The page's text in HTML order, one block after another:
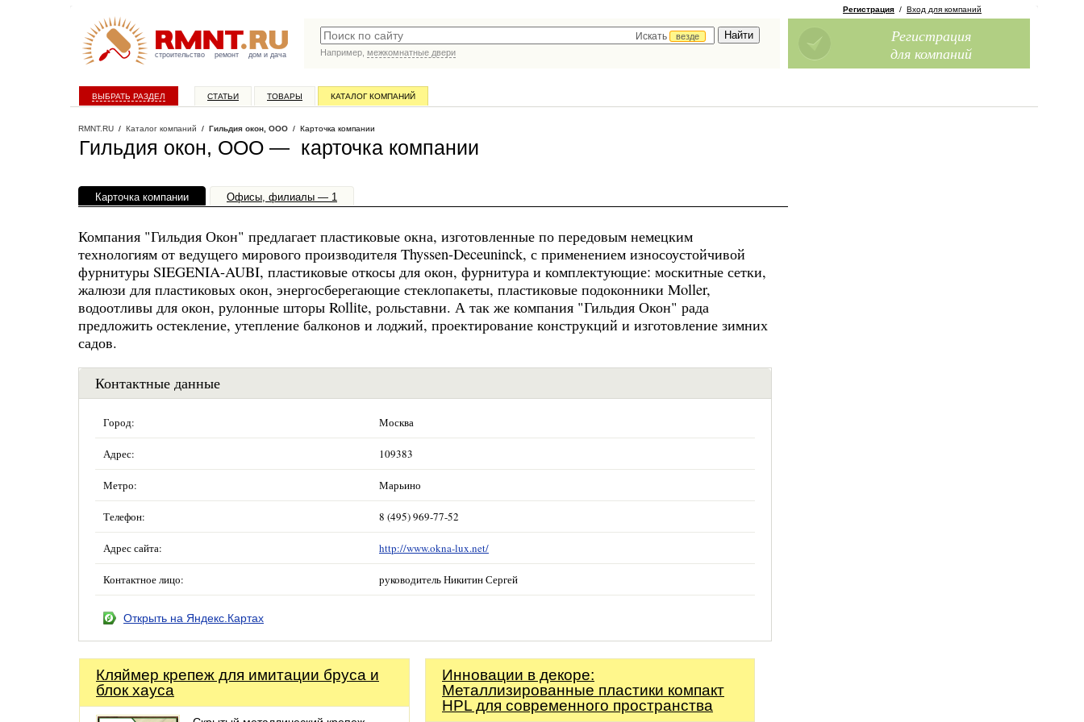
строительство ремонт дом и дача
Искать
везде
Например, межкомнатные двери
Регистрация / Вход для компаний
Регистрация
для компаний
ВЫБРАТЬ РАЗДЕЛ СТАТЬИ ТОВАРЫ КАТАЛОГ КОМПАНИЙ
RMNT.RU / Каталог компаний / Гильдия окон, ООО / Карточка компании
Гильдия окон, ООО — карточка компании
Карточка компании Офисы, филиалы — 1
Компания "Гильдия Окон" предлагает пластиковые окна, изготовленные по передовым немецким
технологиям от ведущего мирового производителя Thyssen-Deceuninck, с применением износоустойчивой
фурнитуры SIEGENIA-AUBI, пластиковые откосы для окон, фурнитура и комплектующие: москитные сетки,
жалюзи для пластиковых окон, энергосберегающие стеклопакеты, пластиковые подоконники Moller,
водоотливы для окон, рулонные шторы Rollite, рольставни. А так же компания "Гильдия Окон" рада
предложить остекление, утепление балконов и лоджий, проектирование конструкций и изготовление зимних
садов.
Контактные данные
Город: Москва
Адрес: 109383
Метро: Марьино
Телефон: 8 (495) 969-77-52
Адрес сайта: http://www.okna-lux.net/
Контактное лицо: руководитель Никитин Сергей
Открыть на Яндекс.Картах
Кляймер крепеж для имитации бруса и
блок хауса
Инновации в декоре:
Металлизированные пластики компакт
HPL для современного пространства